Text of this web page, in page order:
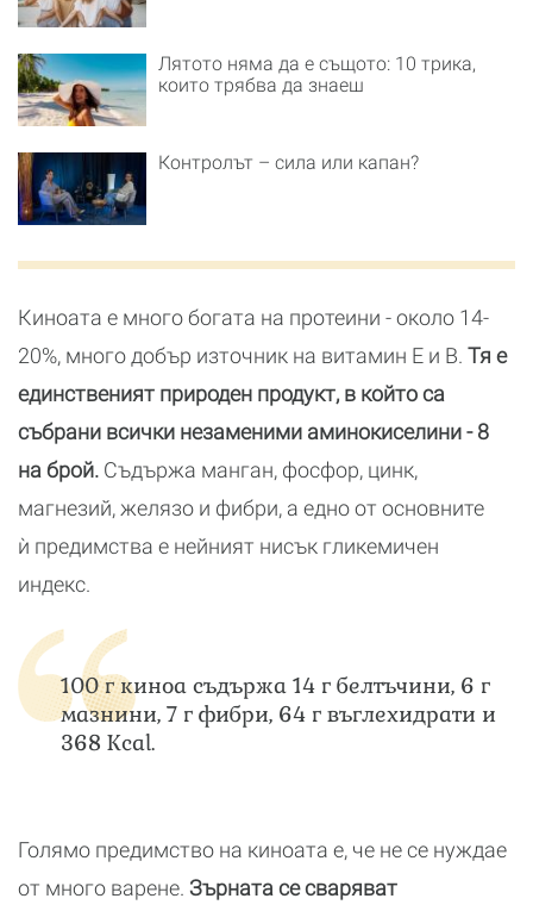
Лятото няма да е същото: 10 трика,
които трябва да знаеш
Контролът – сила или капан?
Киноата е много богата на протеини - около 14-
20%, много добър източник на витамин Е и В. Тя е
единственият природен продукт, в който са
събрани всички незаменими аминокиселини - 8
на брой. Съдържа манган, фосфор, цинк,
магнезий, желязо и фибри, а едно от основните
ѝ предимства е нейният нисък гликемичен
индекс.
100 г киноа съдържа 14 г белтъчини, 6 г
мазнини, 7 г фибри, 64 г въглехидрати и
368 Ксаl.
Голямо предимство на киноата е, че не се нуждае
от много варене. Зърната се сваряват